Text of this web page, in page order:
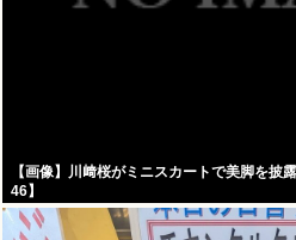
【画像】川﨑桜がミニスカートで美脚を披
46】